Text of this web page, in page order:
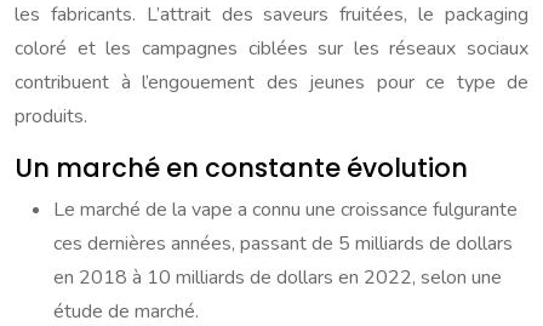
les fabricants. L’attrait des saveurs fruitées, le packaging
coloré et les campagnes ciblées sur les réseaux sociaux
contribuent à l’engouement des jeunes pour ce type de
produits.
Un marché en constante évolution
Le marché de la vape a connu une croissance fulgurante
ces dernières années, passant de 5 milliards de dollars
en 2018 à 10 milliards de dollars en 2022, selon une
étude de marché.